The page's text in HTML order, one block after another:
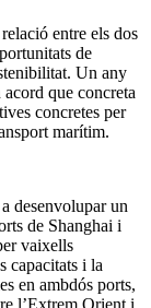
entre els dos
de
Un any
que concreta
concretes per
marítim.
desenvolupar un
de Shanghai i
vaixells
capacitats i la
en ambdós ports,
l’Extrem Orient i